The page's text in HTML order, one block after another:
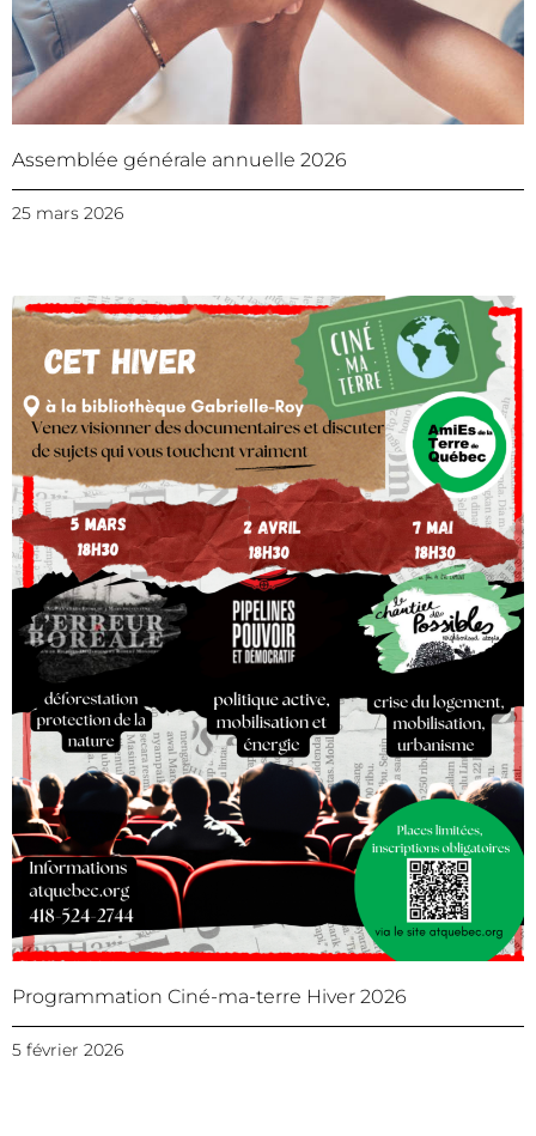
Assemblée générale annuelle 2026
25 mars 2026
Programmation Ciné-ma-terre Hiver 2026
5 février 2026